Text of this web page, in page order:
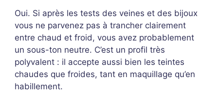
Oui. Si après les tests des veines et des bijoux
vous ne parvenez pas à trancher clairement
entre chaud et froid, vous avez probablement
un sous-ton neutre. C’est un profil très
polyvalent : il accepte aussi bien les teintes
chaudes que froides, tant en maquillage qu’en
habillement.